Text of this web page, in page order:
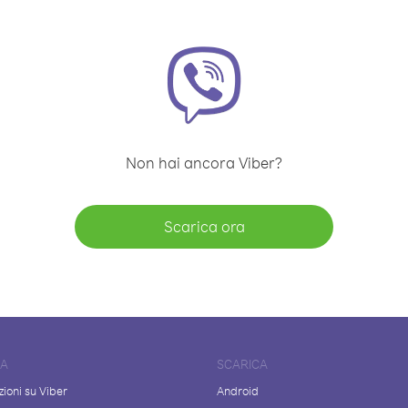
Non hai ancora Viber?
Scarica ora
su Viber
SCARICA
Android